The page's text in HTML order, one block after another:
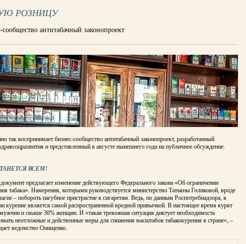
РОЗНИЦУ
антитабачный законопроект
так воспринимает бизнес-сообщество антитабачный законопроект, разработанный
и представленный в августе нынешнего года на публичное обсуждение.
ВСЕМ!
предлагает изменение действующего Федерального закона «Об ограничении
табака». Намерения, которыми руководствуется министерство Татьяны Голиковой, вроде
– побороть пагубное пристрастие к сигаретам. Ведь, по данным Роспотребнадзора, в
курение является самой распространенной вредной привычкой. В настоящее время курят
и свыше 30% женщин. И «такая тревожная ситуация диктует необходимость
неотложные и действенные меры для снижения масштабов табакокурения в стране», –
ведомство Онищенко.